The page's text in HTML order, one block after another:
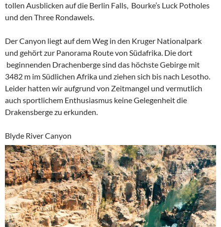
tollen Ausblicken auf die Berlin Falls, Bourke’s Luck Potholes
und den Three Rondawels.
Der Canyon liegt auf dem Weg in den Kruger Nationalpark
und gehört zur Panorama Route von Südafrika. Die dort
beginnenden Drachenberge sind das höchste Gebirge mit
3482 m im Südlichen Afrika und ziehen sich bis nach Lesotho.
Leider hatten wir aufgrund von Zeitmangel und vermutlich
auch sportlichem Enthusiasmus keine Gelegenheit die
Drakensberge zu erkunden.
Blyde River Canyon